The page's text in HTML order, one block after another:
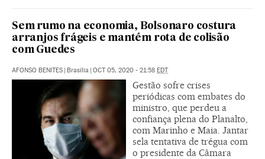
Sem rumo na economia, Bolsonaro costura
arranjos frágeis e mantém rota de colisão
com Guedes
AFONSO BENITES | Brasília | OCT 05, 2020 - 21:58 EDT
Gestão sofre crises
periódicas com embates do
ministro, que perdeu a
confiança plena do Planalto,
com Marinho e Maia. Jantar
sela tentativa de trégua com
o presidente da Câmara